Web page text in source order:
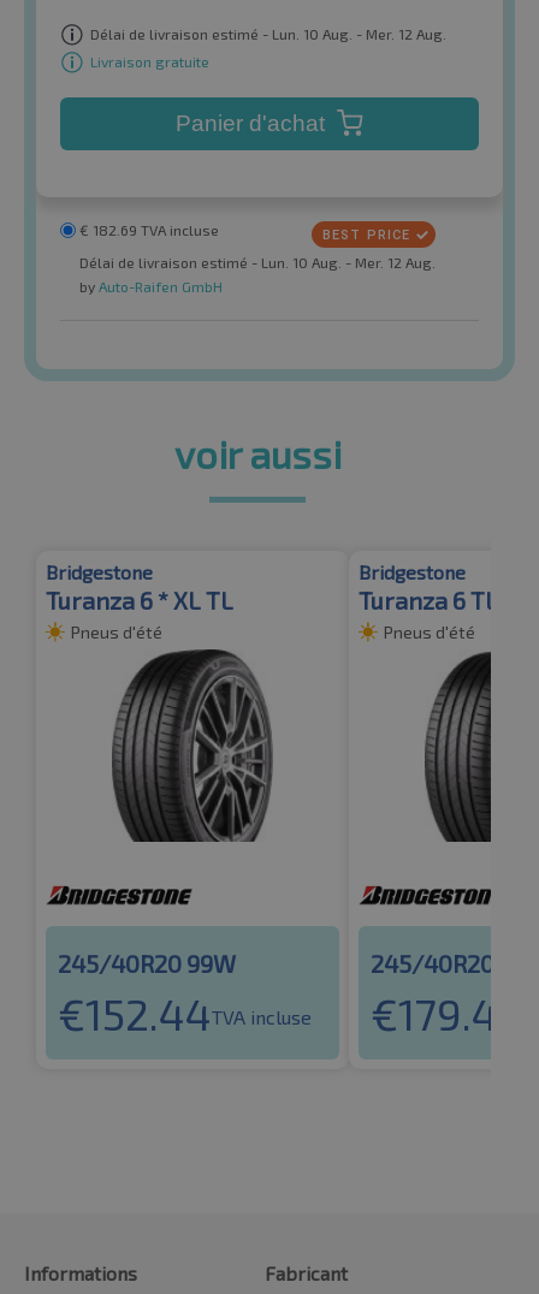
Délai de livraison estimé - Lun. 10 Aug. - Mer. 12 Aug.
Livraison gratuite
Panier d'achat
€ 182.69 TVA incluse
Délai de livraison estimé - Lun. 10 Aug. - Mer. 12 Aug.
by Auto-Raifen GmbH
voir aussi
Bridgestone
Turanza 6 * XL TL
Pneus d'été
245/40R20 99W
€152.44TVA incluse
Bridgestone
Turanza 6 TL XL
Pneus d'été
245/40R20 99Y
€179.44
Informations
Fabricant